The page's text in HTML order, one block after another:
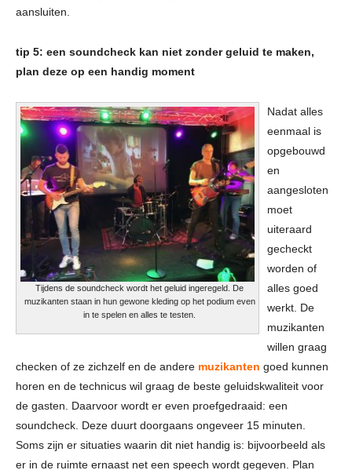
aansluiten.
tip 5: een soundcheck kan niet zonder geluid te maken,
plan deze op een handig moment
Tijdens de soundcheck wordt het geluid ingeregeld. De
muzikanten staan in hun gewone kleding op het podium even
in te spelen en alles te testen.
Nadat alles
eenmaal is
opgebouwd
en
aangesloten
moet
uiteraard
gecheckt
worden of
alles goed
werkt. De
muzikanten
willen graag
checken of ze zichzelf en de andere muzikanten goed kunnen
horen en de technicus wil graag de beste geluidskwaliteit voor
de gasten. Daarvoor wordt er even proefgedraaid: een
soundcheck. Deze duurt doorgaans ongeveer 15 minuten.
Soms zijn er situaties waarin dit niet handig is: bijvoorbeeld als
er in de ruimte ernaast net een speech wordt gegeven. Plan